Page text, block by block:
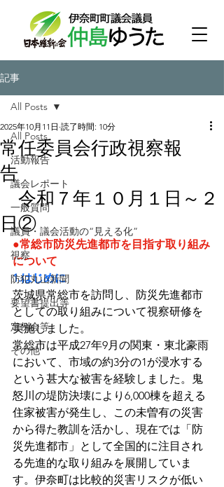
記事
All Posts
活動報告
議会レポート
一般質問
議員・議会活動の“見える化”
視察
防犯丸山新聞
要望書提出等
定例会等
その他
All Posts
常任委員会行政視察報
告
令和７年１０月１日～２
日②
2025年10月11日 読了時間: 10分
●常総市防災先進都市を目指す取り組み
について
1.はじめに
茨城県常総市を訪問し、防災先進都市
としての取り組みについて視察研修を
実施しました。
常総市は平成27年9月の関東・東北豪雨
において、市域の約3分の1が浸水する
という甚大な被害を経験しました。鬼
怒川の堤防決壊により6,000棟を超える
住家被害が発生し、この未曽有の災害
から得た教訓を活かし、現在では「防
災先進都市」として全国的に注目され
る先進的な取り組みを展開していま
す。伊奈町は比較的災害リスクが低い